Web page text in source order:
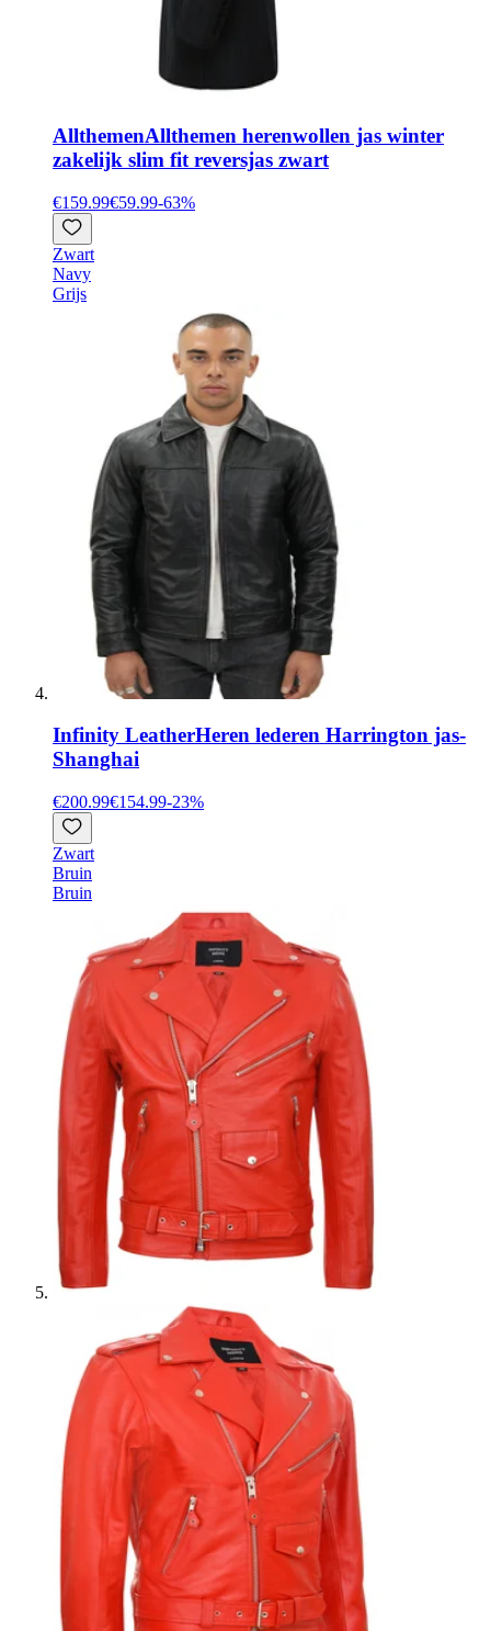
AllthemenAllthemen herenwollen jas winter
zakelijk slim fit reversjas zwart
€159.99€59.99-63%
Zwart
Navy
Grijs
Infinity LeatherHeren lederen Harrington jas-
Shanghai
€200.99€154.99-23%
Zwart
Bruin
Bruin